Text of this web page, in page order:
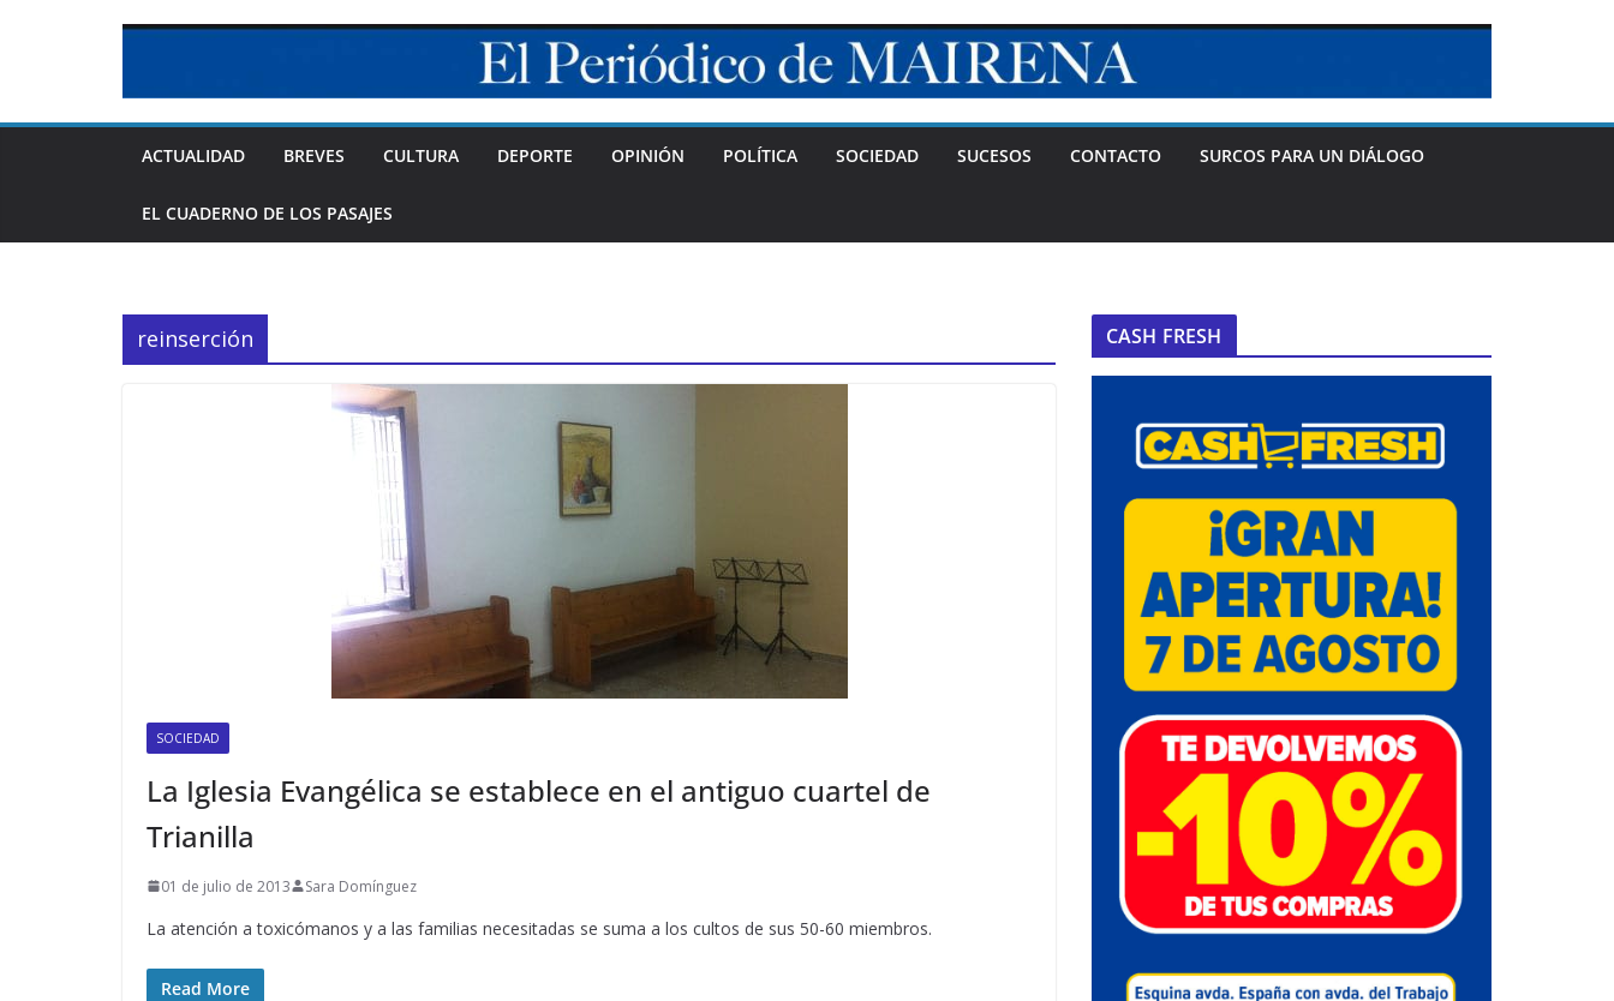
ACTUALIDAD BREVES CULTURA DEPORTE OPINIÓN POLÍTICA SOCIEDAD SUCESOS CONTACTO SURCOS PARA UN DIÁLOGO
EL CUADERNO DE LOS PASAJES
reinserción
SOCIEDAD
La Iglesia Evangélica se establece en el antiguo cuartel de
Trianilla
01 de julio de 2013 Sara Domínguez
La atención a toxicómanos y a las familias necesitadas se suma a los cultos de sus 50-60 miembros.
Read More
CASH FRESH